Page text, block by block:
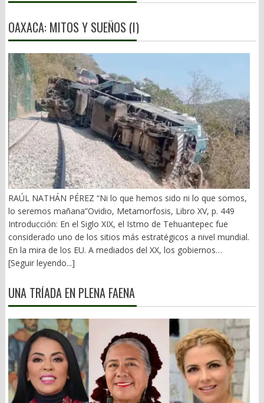
OAXACA: MITOS Y SUEÑOS (I)
RAÚL NATHÁN PÉREZ “Ni lo que hemos sido ni lo que somos,
lo seremos mañana”Ovidio, Metamorfosis, Libro XV, p. 449
Introducción: En el Siglo XIX, el Istmo de Tehuantepec fue
considerado uno de los sitios más estratégicos a nivel mundial.
En la mira de los EU. A mediados del XX, los gobiernos
emanados del PRI iniciaron una serie de proyectos, todos
Transístmico, Proyecto Alfa-Omega, Plan Puebla-Panamá y
otros. En 2018, la 4T volvió a la carga, considerándolo uno de
por la corrupción y la complicidad. Sobre la vieja vía inaugurada
por el general Porfirio Díaz (1907), se montaron nuevas vías. En
2026 sigue siendo un fiasco. 1).- La primera falacia Se ha dicho
que el Corredor Interoceánico del Istmo de Tehuantepec (CIIT),
competiría con el Canal de Panamá. Falso. Un ejemplo: Éste
movilizó en sus esclusas originales y ampliadas en 2025, 489.1
[Seguir leyendo...]
UNA TRÍADA EN PLENA FAENA